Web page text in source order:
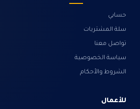
حسابي
سلة المشتريات
تواصل معنا
سياسة الخصوصية
الشروط والأحكام
للأعمال